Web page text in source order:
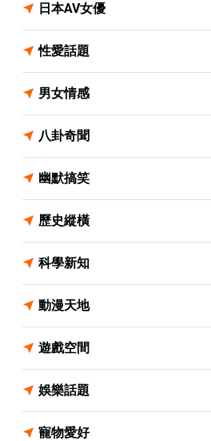
日本AV女優
性愛話題
男女情感
八卦奇聞
幽默搞笑
歷史縱橫
科學新知
動漫天地
遊戲空間
娛樂話題
寵物愛好